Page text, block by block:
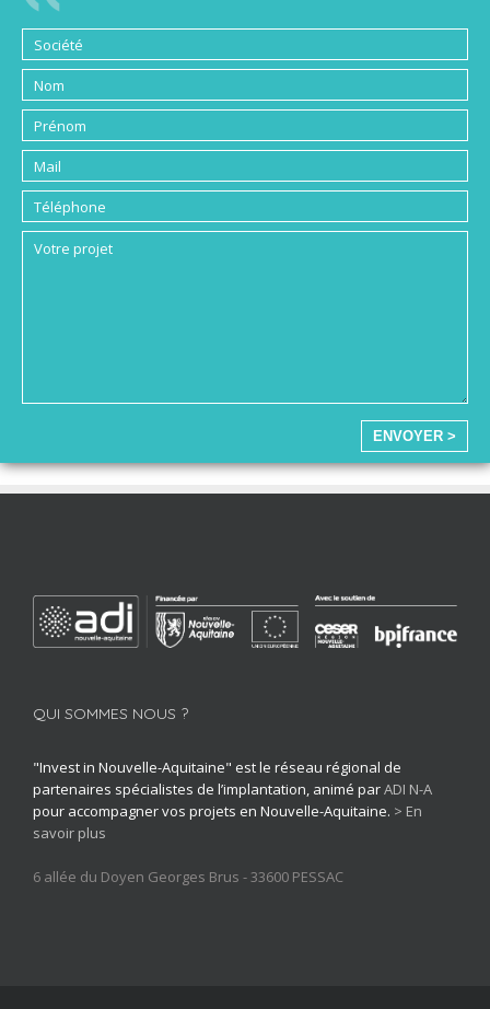
ENVOYER >
QUI SOMMES NOUS ?
"Invest in Nouvelle-Aquitaine" est le réseau régional de
partenaires spécialistes de l’implantation, animé parADI N-A
pour accompagner vos projets en Nouvelle-Aquitaine. > En
savoir plus
6 allée du Doyen Georges Brus - 33600 PESSAC